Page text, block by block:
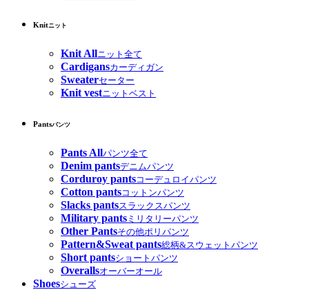
Knitニット
Knit Allニット全て
Cardigansカーディガン
Sweaterセーター
Knit vestニットベスト
Pantsパンツ
Pants Allパンツ全て
Denim pantsデニムパンツ
Corduroy pantsコーデュロイパンツ
Cotton pantsコットンパンツ
Slacks pantsスラックスパンツ
Military pants ミリタリーパンツ
Other Pantsその他ポリパンツ
Pattern&Sweat pants総柄&スウェットパンツ
Short pantsショートパンツ
Overallsオーバーオール
Shoesシューズ